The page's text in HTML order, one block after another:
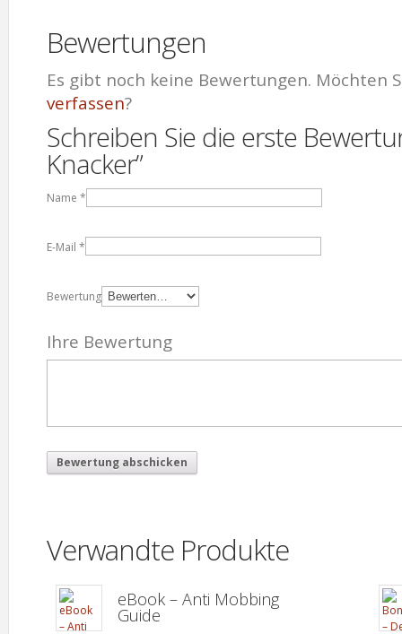
Bewertungen
Es gibt noch keine Bewertungen. Möchten
verfassen?
Schreiben Sie die erste
Knacker”
Name *
E-Mail *
Bewertung
Ihre Bewertung
Verwandte Produkte
eBook – Anti Mobbing
Guide